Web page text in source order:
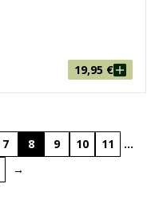
19,95 €
7 8 9 10 11
…
→